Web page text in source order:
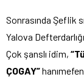
Sonrasında Şeflik
Yalova
Çok şanslı idim,
ÇOGAY”